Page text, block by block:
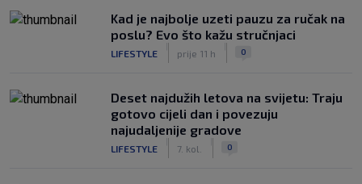
Kad je najbolje uzeti pauzu za ručak na
poslu? Evo što kažu stručnjaci
LIFESTYLE prije 11 h 0
Deset najdužih letova na svijetu: Traju
gotovo cijeli dan i povezuju
najudaljenije gradove
LIFESTYLE 7. kol. 0